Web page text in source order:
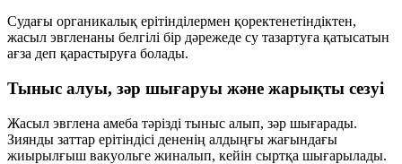
Судағы органикалық ерітінділермен қоректенетіндіктен,
жасыл эвгленаны белгілі бір дәрежеде су тазартуға қатысатын
ағза деп қарастыруға болады.
Тыныс алуы, зәр шығаруы және жарықты сезуі
Жасыл эвглена амеба тәрізді тыныс алып, зәр шығарады.
Зиянды заттар ерітіндісі дененің алдыңғы жағындағы
жиырылғыш вакуольге жиналып, кейін сыртқа шығарылады.